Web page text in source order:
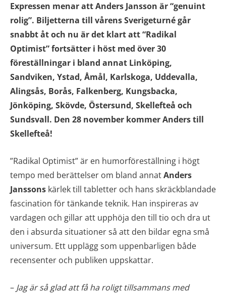
Expressen menar att Anders Jansson är “genuint
rolig”. Biljetterna till vårens Sverigeturné går
snabbt åt och nu är det klart att “Radikal
Optimist” fortsätter i höst med över 30
föreställningar i bland annat Linköping,
Sandviken, Ystad, Åmål, Karlskoga, Uddevalla,
Alingsås, Borås, Falkenberg, Kungsbacka,
Jönköping, Skövde, Östersund, Skellefteå och
Sundsvall. Den 28 november kommer Anders till
Skellefteå!
”Radikal Optimist” är en humorföreställning i högt
tempo med berättelser om bland annatAnders
Janssons kärlek till tabletter och hans skräckblandade
fascination för tänkande teknik. Han inspireras av
vardagen och gillar att upphöja den till tio och dra ut
den i absurda situationer så att den bildar egna små
universum. Ett upplägg som uppenbarligen både
recensenter och publiken uppskattar.
– Jag är så glad att få ha roligt tillsammans med